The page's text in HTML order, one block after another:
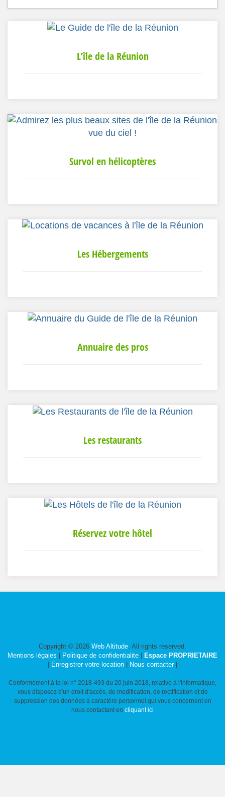
L'île de la Réunion
Survol en hélicoptères
Les Hébergements
Annuaire des pros
Les restaurants
Réservez votre hôtel
Copyright © 2026 Web Altitude . All rights reserved.
Mentions légales | Politique de confidentialite | Espace PROPRIETAIRE
| Enregistrer votre location | Nous contacter|
Conformément à la loi n° 2018-493 du 20 juin 2018, relative à l'informatique,
vous disposez d'un droit d'accès, de modification, de rectification et de
suppression des données à caractère personnel qui vous concernent en
nous contactant en cliquant ici